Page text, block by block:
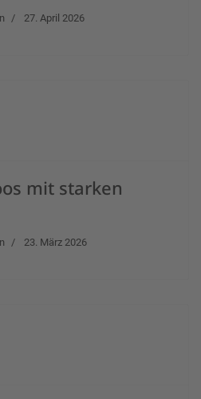
27. April 2026
mit starken
23. März 2026